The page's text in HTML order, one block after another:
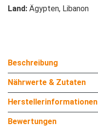
Land: Ägypten, Libanon
Beschreibung
Nährwerte & Zutaten
Herstellerinformationen
Bewertungen